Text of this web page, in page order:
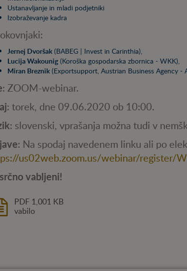
Ustanavljanje in mladi podjetniki
Izobraževanje kadra
Jernej Dvoršak(BABEG | Invest in Carinthia),
Lucija Wakounig(Koroška gospodarska zbornica - WKK),
Miran Breznik(Exportsupport, Austrian Business Agency -
: ZOOM-webinar.
: torek, dne 09.06.2020 ob 10:00.
: slovenski, vprašanja možna tudi v
: Na spodaj navedenem linku ali po
us02web.zoom.us/webinar/register/
vabljeni!
PDF1,001 KB
vabilo